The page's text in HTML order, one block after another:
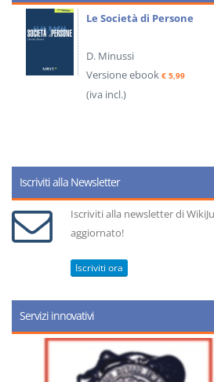
Le Società di Persone
D. Minussi
Versione ebook € 5,99
(iva incl.)
Iscriviti alla Newsletter
Iscriviti alla newsletter di
aggiornato!
Iscriviti ora
Servizi innovativi